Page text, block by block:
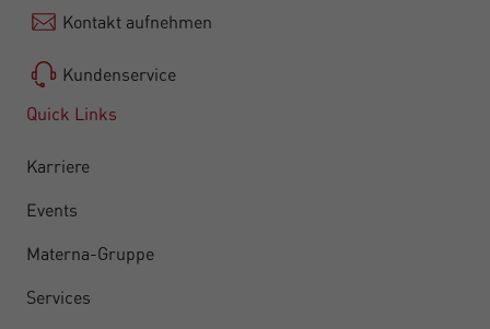
Kontakt aufnehmen
Kundenservice
Quick Links
Karriere
Events
Materna-Gruppe
Services